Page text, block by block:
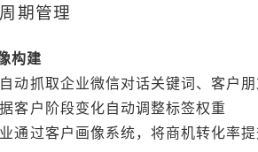
期管理
构建
动抓取企业微信对话关键词、客户
客户阶段变化自动调整标签权重
通过客户画像系统，将商机转化率